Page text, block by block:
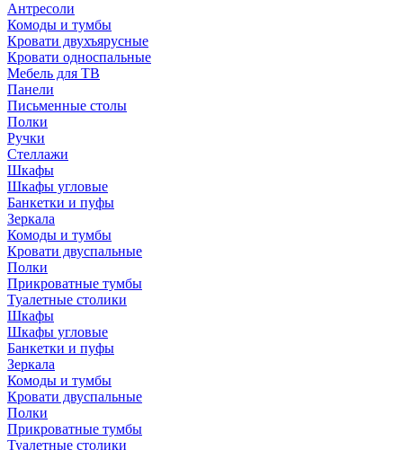
Антресоли
Комоды и тумбы
Кровати двухъярусные
Кровати односпальные
Мебель для ТВ
Панели
Письменные столы
Полки
Ручки
Стеллажи
Шкафы
Шкафы угловые
Банкетки и пуфы
Зеркала
Комоды и тумбы
Кровати двуспальные
Полки
Прикроватные тумбы
Туалетные столики
Шкафы
Шкафы угловые
Банкетки и пуфы
Зеркала
Комоды и тумбы
Кровати двуспальные
Полки
Прикроватные тумбы
Туалетные столики